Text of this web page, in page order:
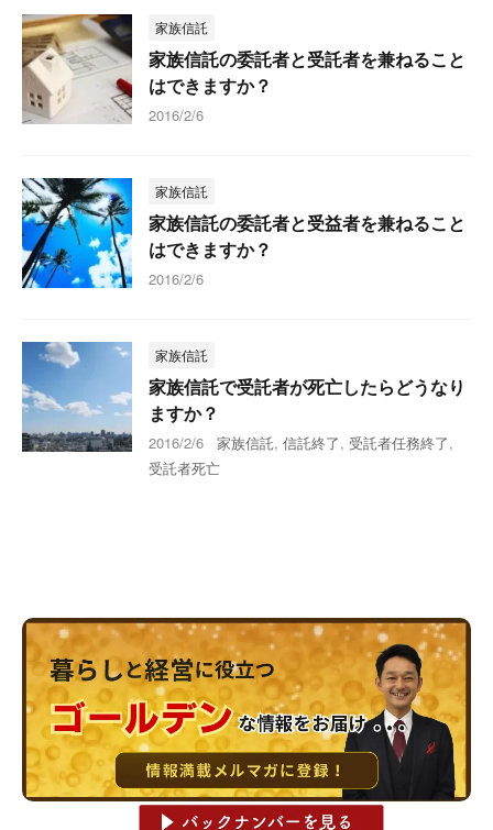
家族信託
家族信託の委託者と受託者を兼ねること
はできますか？
2016/2/6
家族信託
家族信託の委託者と受益者を兼ねること
はできますか？
2016/2/6
家族信託
家族信託で受託者が死亡したらどうなり
ますか？
2016/2/6 家族信託, 信託終了, 受託者任務終了,
受託者死亡